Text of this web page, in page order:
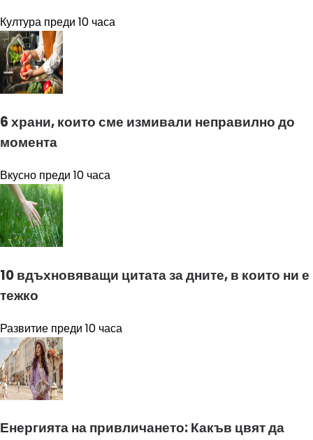
Култура преди 10 часа
6 храни, които сме измивали неправилно до
момента
Вкусно преди 10 часа
10 вдъхновяващи цитата за дните, в които ни е
тежко
Развитие преди 10 часа
Енергията на привличането: Какъв цвят да